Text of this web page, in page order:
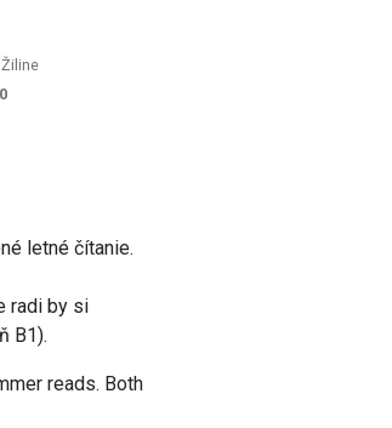
letné čítanie.
radi by si
B1).
reads. Both